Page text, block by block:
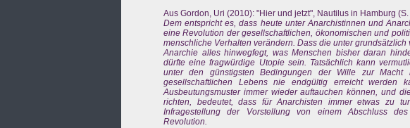
Aus Gordon, Uri (2010): "Hier und jetzt", Nautilus in Hamburg (S.
Dem entspricht es, dass heute unter Anarchistinnen und
eine Revolution der gesellschaftlichen, ökonomischen und
menschliche Verhalten verändern. Dass die unter
Anarchie alles hinwegfegt, was Menschen bisher daran
dürfte eine fragwürdige Utopie sein. Tatsächlich kann
unter den günstigsten Bedingungen der Wille zur
gesellschaftlichen Lebens nie endgültig erreicht werden
Ausbeutungsmuster immer wieder auftauchen können, und
richten, bedeutet, dass für Anarchisten immer etwas zu
Infragestellung der Vorstellung von einem Abschluss
Revolution.